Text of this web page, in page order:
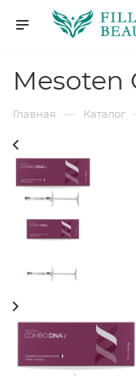
Mesoten
Главная — Каталог